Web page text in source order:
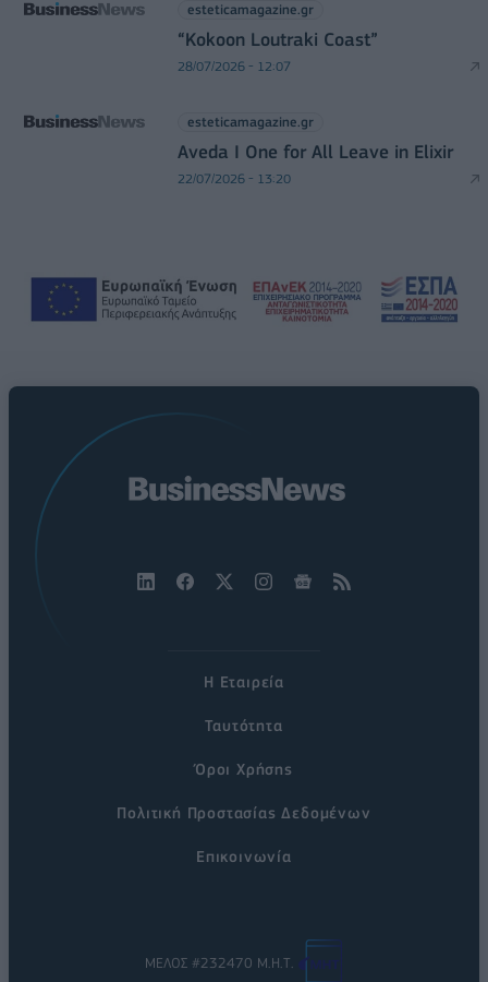
esteticamagazine.gr
“Kokoon Loutraki Coast”
28/07/2026 - 12:07
esteticamagazine.gr
Aveda I One for All Leave in Elixir
22/07/2026 - 13:20
Η Εταιρεία
Ταυτότητα
Όροι Χρήσης
Πολιτική Προστασίας Δεδομένων
Επικοινωνία
ΜΕΛΟΣ #232470 Μ.Η.Τ.